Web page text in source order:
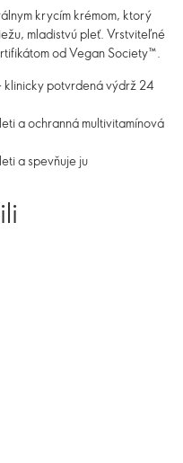
krycím krémom, ktorý
mladistvú pleť. Vrstviteľné
od Vegan Society™.
klinicky potvrdená výdrž 24
a ochranná multivitamínová
a spevňuje ju